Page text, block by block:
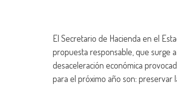
El Secretario de Hacienda en el
propuesta responsable, que surge
desaceleración económica
para el próximo año son: preservar